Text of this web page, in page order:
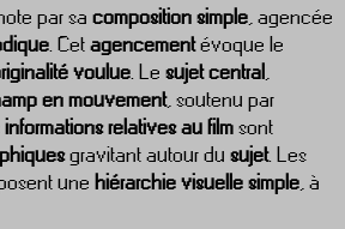
par sa composition simple, agencée
. Cetagencementévoque le
voulue. Le sujet central,
en mouvement, soutenu par
informations relatives au filmsont
gravitant autour du sujet. Les
une hiérarchie visuelle simple, à